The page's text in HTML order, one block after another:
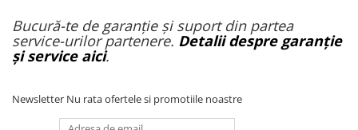
Bucură-te de garanție și suport din partea
service-urilor partenere. Detalii despre garanție
și service aici.
Newsletter Nu rata ofertele si promotiile noastre